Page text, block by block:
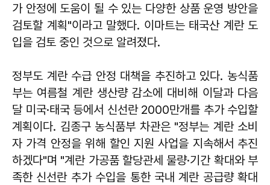
가 안정에 도움이 될 수 있는 다양한 상품 운영 방안을
검토할 계획"이라고 말했다. 이마트는 태국산 계란 도
입을 검토 중인 것으로 알려졌다.
정부도 계란 수급 안정 대책을 추진하고 있다. 농식품
부는 여름철 계란 생산량 감소에 대비해 이달과 다음
달 미국·태국 등에서 신선란 2000만개를 추가 수입할
계획이다. 김종구농식품부 차관은 "정부는 계란 소비
자 가격 안정을 위해 할인 지원 사업을 지속해서 추진
하겠다"며 "계란 가공품 할당관세 물량·기간 확대와 부
족한 신선란 추가 수입을 통한 국내 계란 공급량 확대